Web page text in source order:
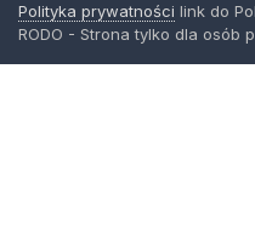
Polityka prywatności link do
RODO - Strona tylko dla osób